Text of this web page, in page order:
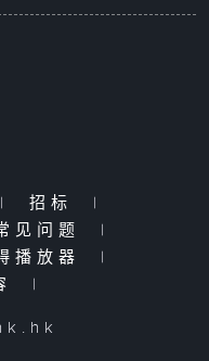
| 招标
|
见问题
|
播放器
|
|